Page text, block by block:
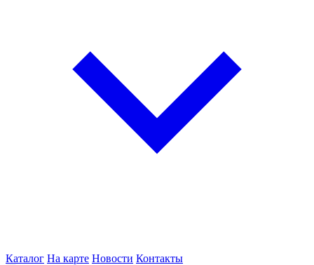
Каталог На карте Новости Контакты